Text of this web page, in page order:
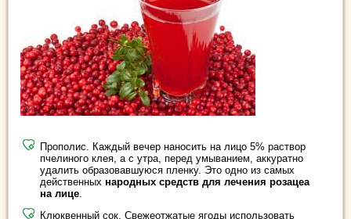
Прополис. Каждый вечер наносить на лицо 5% раствор
пчелиного клея, а с утра, перед умыванием, аккуратно
удалить образовавшуюся пленку. Это одно из самых
действенных народных средств для лечения розацеа
на лице.
Клюквенный сок. Свежеотжатые ягоды использовать